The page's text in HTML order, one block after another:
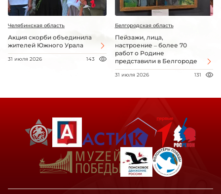
Челябинская область
Акция скорби объединила
жителей Южного Урала
31 июля 2026 143
Белгородская область
Пейзажи, лица,
настроение – более 70
работ о Родине
представили в Белгороде
31 июля 2026 131